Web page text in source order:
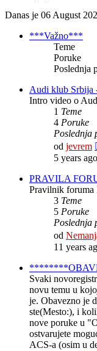
Danas je 06 August
***Važno***
Teme
Poruke
Poslednja
Audi klub Srbija
Intro video o
1 Teme
4 Poruke
Poslednja
od jevrem
5 years ago
PRAVILA
Pravilnik
3 Teme
5 Poruke
Poslednja
od
11 years
Svaki
novu temu u
je. Obavezno je
ste(Mesto:), i
nove poruke u
ostvarujete
ACS-a (osim u